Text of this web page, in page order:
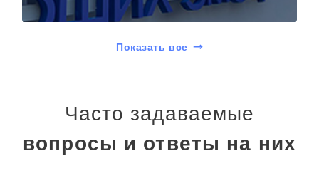
Показать все
Часто задаваемые
вопросы и ответы на них